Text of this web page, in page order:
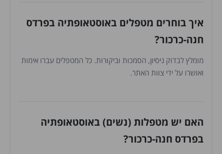
איך בוחרים מטפלים באוסטאופתיה בפרדס
חנה-כרכור?
מומלץ לבדוק ניסיון, הסמכות וביקורות. כל המטפלים עברו אימות
ואושרו על ידי צוות האתר.
האם יש מטפלות (נשים) באוסטאופתיה
בפרדס חנה-כרכור?